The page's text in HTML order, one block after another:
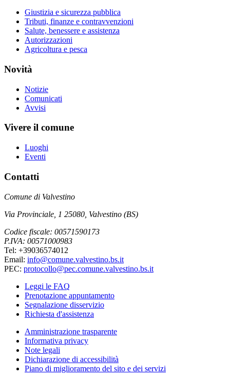
Giustizia e sicurezza pubblica
Tributi, finanze e contravvenzioni
Salute, benessere e assistenza
Autorizzazioni
Agricoltura e pesca
Novità
Notizie
Comunicati
Avvisi
Vivere il comune
Luoghi
Eventi
Contatti
Comune di Valvestino
Via Provinciale, 1 25080, Valvestino (BS)
Codice fiscale: 00571590173
P.IVA: 00571000983
Tel: +39036574012
Email: info@comune.valvestino.bs.it
PEC: protocollo@pec.comune.valvestino.bs.it
Leggi le FAQ
Prenotazione appuntamento
Segnalazione disservizio
Richiesta d'assistenza
Amministrazione trasparente
Informativa privacy
Note legali
Dichiarazione di accessibilità
Piano di miglioramento del sito e dei servizi